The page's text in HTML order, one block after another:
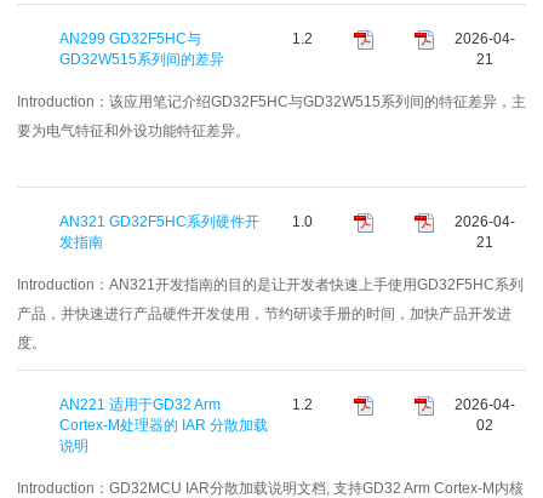
AN299 GD32F5HC与
GD32W515系列间的差异
1.2
2026-04-
21
Introduction： 该应用笔记介绍GD32F5HC与GD32W515系列间的特征差异，主
要为电气特征和外设功能特征差异。
AN321 GD32F5HC系列硬件开
发指南
1.0
2026-04-
21
Introduction： AN321开发指南的目的是让开发者快速上手使用GD32F5HC系列
产品，并快速进行产品硬件开发使用，节约研读手册的时间，加快产品开发进
度。
AN221 适用于GD32 Arm
Cortex-M处理器的 IAR 分散加载
说明
1.2
2026-04-
02
Introduction： GD32MCU IAR分散加载说明文档, 支持GD32 Arm Cortex-M内核